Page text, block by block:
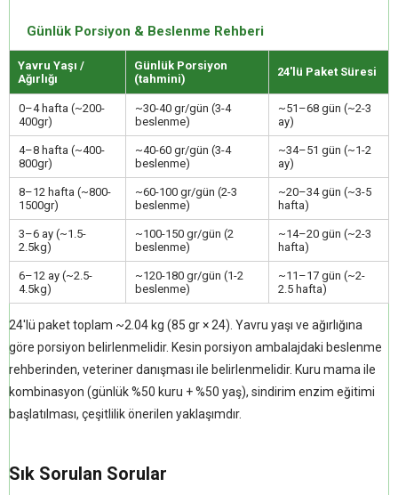
Günlük Porsiyon & Beslenme Rehberi
Yavru Yaşı /
Ağırlığı
Günlük Porsiyon
(tahmini)
24'lü Paket Süresi
0–4 hafta (~200-
400gr)
~30-40 gr/gün (3-4
beslenme)
~51–68 gün (~2-3
ay)
4–8 hafta (~400-
800gr)
~40-60 gr/gün (3-4
beslenme)
~34–51 gün (~1-2
ay)
8–12 hafta (~800-
1500gr)
~60-100 gr/gün (2-3
beslenme)
~20–34 gün (~3-5
hafta)
3–6 ay (~1.5-
2.5kg)
~100-150 gr/gün (2
beslenme)
~14–20 gün (~2-3
hafta)
6–12 ay (~2.5-
4.5kg)
~120-180 gr/gün (1-2
beslenme)
~11–17 gün (~2-
2.5 hafta)
24'lü paket toplam ~2.04 kg (85 gr × 24). Yavru yaşı ve ağırlığına
göre porsiyon belirlenmelidir. Kesin porsiyon ambalajdaki beslenme
rehberinden, veteriner danışması ile belirlenmelidir. Kuru mama ile
kombinasyon (günlük %50 kuru + %50 yaş), sindirim enzim eğitimi
başlatılması, çeşitlilik önerilen yaklaşımdır.
Sık Sorulan Sorular